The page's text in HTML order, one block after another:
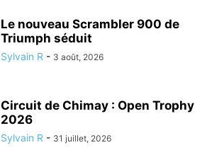
Le nouveau Scrambler 900 de
Triumph séduit
Sylvain R - 3 août, 2026
Circuit de Chimay : Open Trophy
2026
Sylvain R - 31 juillet, 2026